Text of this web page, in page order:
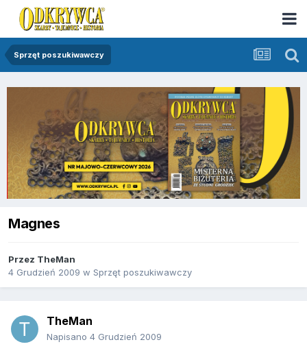
Sprzęt poszukiwawczy
Magnes
Przez TheMan
4 Grudzień 2009 w Sprzęt poszukiwawczy
TheMan
Napisano 4 Grudzień 2009